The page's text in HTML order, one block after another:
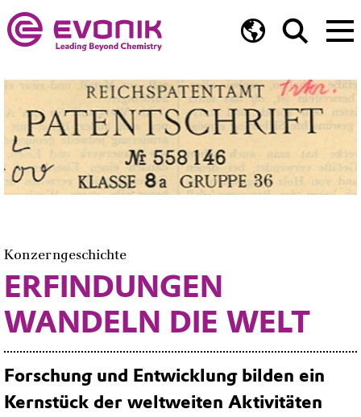
Konzerngeschichte
ERFINDUNGEN
WANDELN DIE WELT
Forschung und Entwicklung bilden ein
Kernstück der weltweiten Aktivitäten